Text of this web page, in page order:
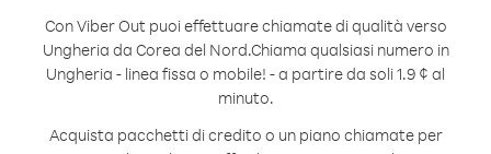
Con Viber Out puoi effettuare chiamate di qualità verso
Ungheria da Corea del Nord.Chiama qualsiasi numero in
Ungheria - linea fissa o mobile! - a partire da soli 1.9 ¢ al
minuto.
Acquista pacchetti di credito o un piano chiamate per